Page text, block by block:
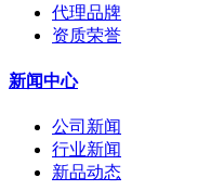
代理品牌
资质荣誉
新闻中心
公司新闻
行业新闻
新品动态